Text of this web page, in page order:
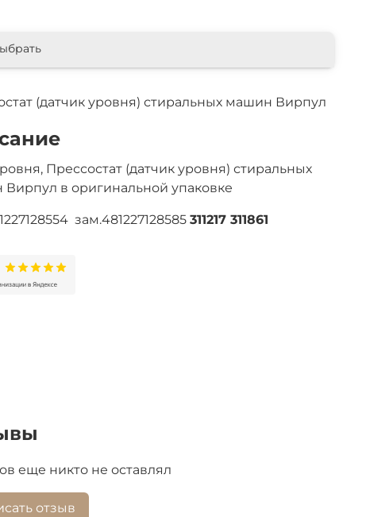
(датчик уровня) стиральных машин Вирпул
Прессостат (датчик уровня) стиральных
в оригинальной упаковке
зам.481227128585311217 311861
еще никто не оставлял
отзыв